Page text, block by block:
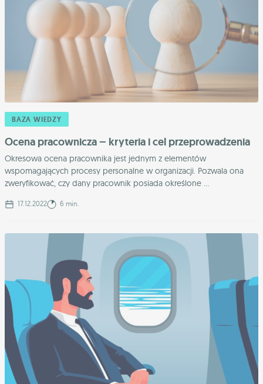
BAZA WIEDZY
Ocena pracownicza – kryteria i cel przeprowadzenia
Okresowa ocena pracownika jest jednym z elementów
wspomagających procesy personalne w organizacji. Pozwala ona
zweryfikować, czy dany pracownik posiada określone ...
17.12.2022 6 min.